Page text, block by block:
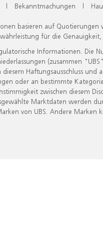
| Bekanntmachungen |
basieren auf
für die
Informationen. Die
(zusammen
Haftungsausschluss
oder an bestimmte
zwischen diesem
Marktdaten werden
von UBS. Andere Marken